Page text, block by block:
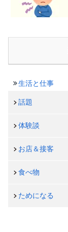
生活と仕事
話題
体験談
お店＆接客
食べ物
ためになる